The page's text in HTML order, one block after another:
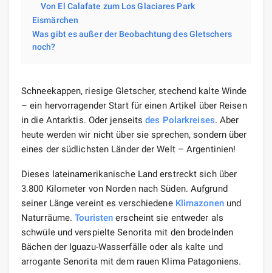
Von El Calafate zum Los Glaciares Park
Eismärchen
Was gibt es außer der Beobachtung des Gletschers
noch?
Schneekappen, riesige Gletscher, stechend kalte Winde
– ein hervorragender Start für einen Artikel über Reisen
in die Antarktis. Oder jenseitsdes Polarkreises. Aber
heute werden wir nicht über sie sprechen, sondern über
eines der südlichsten Länder der Welt – Argentinien!
Dieses lateinamerikanische Land erstreckt sich über
3.800 Kilometer von Norden nach Süden. Aufgrund
seiner Länge vereint es verschiedene Klimazonenund
Naturräume.Touristen erscheint sie entweder als
schwüle und verspielte Senorita mit den brodelnden
Bächen der Iguazu-Wasserfälle oder als kalte und
arrogante Senorita mit dem rauen Klima Patagoniens.